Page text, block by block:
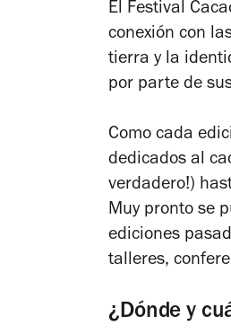
El Festival
conexión con
tierra y la
por parte de
Como cada
dedicados al
verdadero!)
Muy pronto se
ediciones
talleres,
¿Dónde y